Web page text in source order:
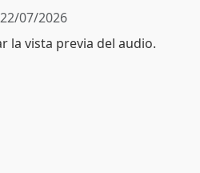
22/07/2026